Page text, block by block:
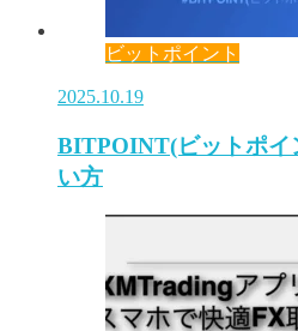
ビットポイント
2025.10.19
BITPOINT(ビットポイ
い方